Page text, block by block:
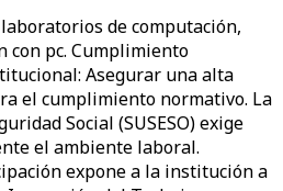
de computación,
con pc. Cumplimiento
Asegurar una alta
el cumplimiento normativo. La
Social (SUSESO) exige
el ambiente laboral.
expone a la institución a